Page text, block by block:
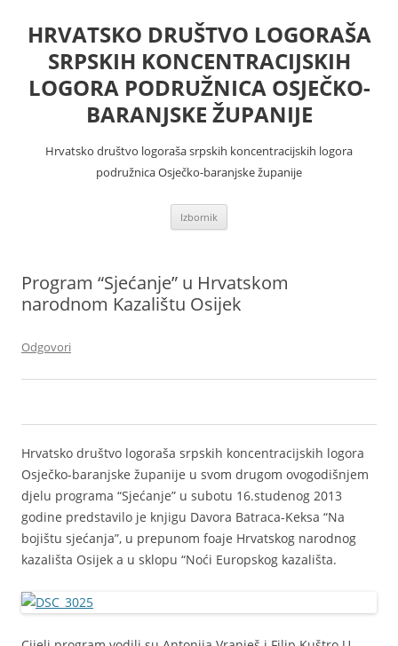
sadržaja
HRVATSKO DRUŠTVO LOGORAŠA
SRPSKIH KONCENTRACIJSKIH
LOGORA PODRUŽNICA OSJEČKO-
BARANJSKE ŽUPANIJE
Hrvatsko društvo logoraša srpskih koncentracijskih logora
podružnica Osječko-baranjske županije
Izbornik
Program “Sjećanje” u Hrvatskom
narodnom Kazalištu Osijek
Odgovori
Hrvatsko društvo logoraša srpskih koncentracijskih logora
Osječko-baranjske županije u svom drugom ovogodišnjem
djelu programa “Sjećanje” u subotu 16.studenog 2013
godine predstavilo je knjigu Davora Batraca-Keksa “Na
bojištu sjećanja”, u prepunom foaje Hrvatskog narodnog
kazališta Osijek a u sklopu “Noći Europskog kazališta.